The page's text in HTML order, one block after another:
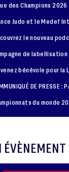
des Champions
de
DE PRESSE :
ÉVÈNEMENT